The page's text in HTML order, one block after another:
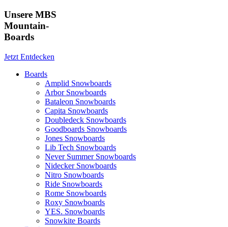
Unsere MBS
Mountain-
Boards
Jetzt Entdecken
Boards
Amplid Snowboards
Arbor Snowboards
Bataleon Snowboards
Capita Snowboards
Doubledeck Snowboards
Goodboards Snowboards
Jones Snowboards
Lib Tech Snowboards
Never Summer Snowboards
Nidecker Snowboards
Nitro Snowboards
Ride Snowboards
Rome Snowboards
Roxy Snowboards
YES. Snowboards
Snowkite Boards